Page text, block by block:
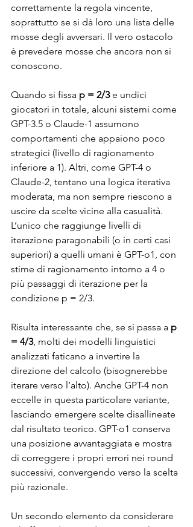
correttamente la regola vincente,
soprattutto se si dà loro una lista delle
mosse degli avversari. Il vero ostacolo
è prevedere mosse che ancora non si
conoscono.
Quando si fissa p = 2/3 e undici
giocatori in totale, alcuni sistemi come
GPT-3.5 o Claude-1 assumono
comportamenti che appaiono poco
strategici (livello di ragionamento
inferiore a 1). Altri, come GPT-4 o
Claude-2, tentano una logica iterativa
moderata, ma non sempre riescono a
uscire da scelte vicine alla casualità.
L’unico che raggiunge livelli di
iterazione paragonabili (o in certi casi
superiori) a quelli umani è GPT-o1, con
stime di ragionamento intorno a 4 o
più passaggi di iterazione per la
condizione p = 2/3.
Risulta interessante che, se si passa a p
= 4/3, molti dei modelli linguistici
analizzati faticano a invertire la
direzione del calcolo (bisognerebbe
iterare verso l’alto). Anche GPT-4 non
eccelle in questa particolare variante,
lasciando emergere scelte disallineate
dal risultato teorico. GPT-o1 conserva
una posizione avvantaggiata e mostra
di correggere i propri errori nei round
successivi, convergendo verso la scelta
più razionale.
Un secondo elemento da considerare